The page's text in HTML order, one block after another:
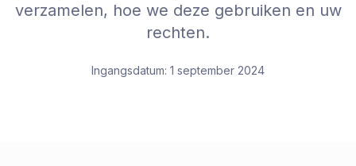
verzamelen, hoe we deze gebruiken en uw
rechten.
Ingangsdatum: 1 september 2024